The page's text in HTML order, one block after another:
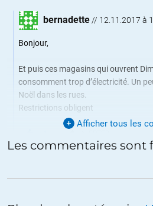
bernadette // 12.11.2017 à
Bonjour,
Et puis ces magasins qui ouvrent
consomment trop d’électricité. Un
Noël dans les rues.
Restrictions obligent
Afficher tous les
Les commentaires sont